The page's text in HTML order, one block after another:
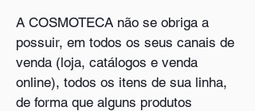
A COSMOTECA não se obriga a
possuir, em todos os seus canais de
venda (loja, catálogos e venda
online), todos os itens de sua linha,
de forma que alguns produtos